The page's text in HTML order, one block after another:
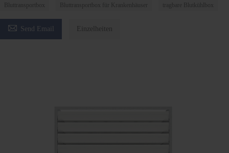
Bluttransportbox Bluttransportbox für Krankenhäuser tragbare Blutkühlbox
 Send Email Einzelheiten